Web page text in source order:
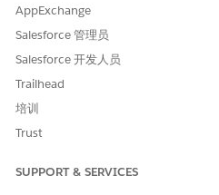
交货条款
添加必填字段后，您可以打开开单
额时，它会自动从与客户关联的默
务引擎。
税务识别支持仅适用于发票、贷项
订单的税额计算期间，不使用税额识
AppExchange
Salesforce 管理员
Salesforce 开发人员
Trailhead
培训
Trust
SUPPORT & SERVICES